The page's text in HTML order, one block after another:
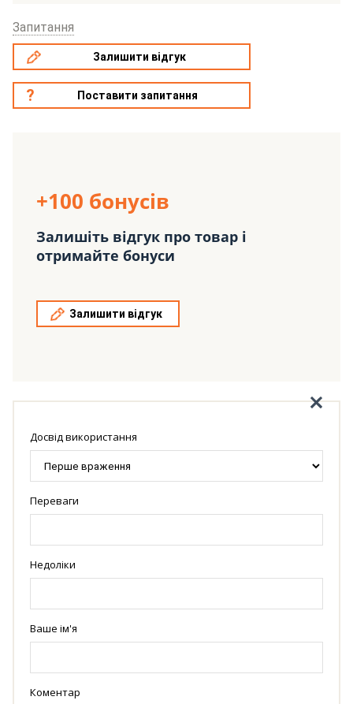
Запитання
Залишити відгук
Поставити запитання
+100 бонусів
Залишіть відгук про товар і
отримайте бонуси
Залишити відгук
Досвід використання
Переваги
Недоліки
Ваше ім'я
Коментар